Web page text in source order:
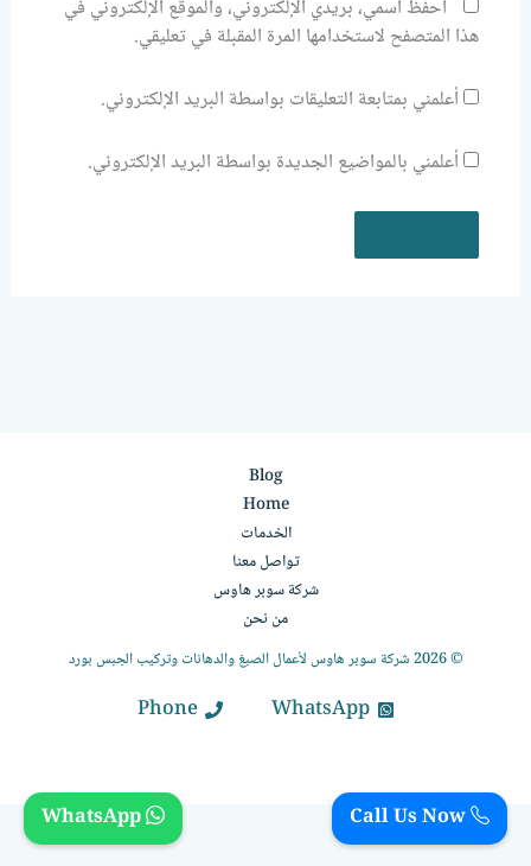
احفظ اسمي، بريدي الإلكتروني، والموقع الإلكتروني في
هذا المتصفح لاستخدامها المرة المقبلة في تعليقي.
أعلمني بمتابعة التعليقات بواسطة البريد الإلكتروني.
أعلمني بالمواضيع الجديدة بواسطة البريد الإلكتروني.
Blog
Home
الخدمات
تواصل معنا
شركة سوبر هاوس
من نحن
© 2026 شركة سوبر هاوس لأعمال الصبغ والدهانات وتركيب الجبس بورد
WhatsApp
Phone